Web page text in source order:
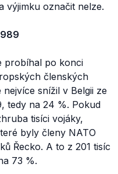
výjimku označit nelze.
probíhal po konci
členských
nejvíce snížil v Belgii ze
tedy na 24 %. Pokud
tisíci vojáky,
byly členy NATO
Řecko. A to z 201 tisíc
73 %.